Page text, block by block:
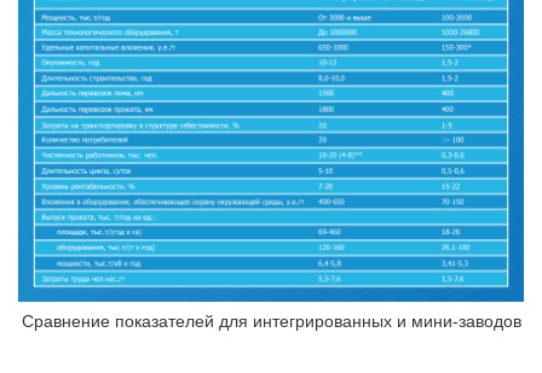
Сравнение показателей для интегрированных и мини-заводов